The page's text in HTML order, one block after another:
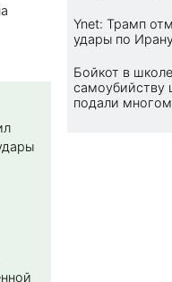
Ynet: Трамп
удары по Ирану
Бойкот в
самоубийству
подали